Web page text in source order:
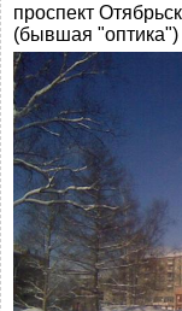
проспект
(бывшая "оптика")